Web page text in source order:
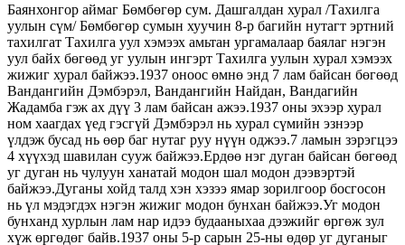
Баянхонгор аймаг Бөмбөгөр сум. Дашгалдан хурал /Тахилга
уулын сүм/ Бөмбөгөр сумын хуучин 8-р багийн нутагт эртний
тахилгат Тахилга уул хэмээх амьтан ургамалаар баялаг нэгэн
уул байх бөгөөд уг уулын ингэрт Тахилга уулын хурал хэмээх
жижиг хурал байжээ.1937 оноос өмнө энд 7 лам байсан бөгөөд
Вандангийн Дэмбэрэл, Вандангийн Найдан, Вандагийн
Жадамба гэж ах дүү 3 лам байсан ажээ.1937 оны эхээр хурал
ном хаагдах үед гэсгүй Дэмбэрэл нь хурал сүмийн эзнээр
үлдэж бусад нь өөр баг нутаг руу нүүн оджээ.7 ламын зэрэгцээ
4 хүүхэд шавилан сууж байжээ.Ердөө нэг дуган байсан бөгөөд
уг дуган нь чулуун ханатай модон шал модон дээвэртэй
байжээ.Дуганы хойд талд хэн хэзээ ямар зорилгоор босгосон
нь үл мэдэгдэх нэгэн жижиг модон бунхан байжээ.Уг модон
бунханд хурлын лам нар идээ будааныхаа дээжийг өргөж зул
хүж өргөдөг байв.1937 оны 5-р сарын 25-ны өдөр уг дуганыг